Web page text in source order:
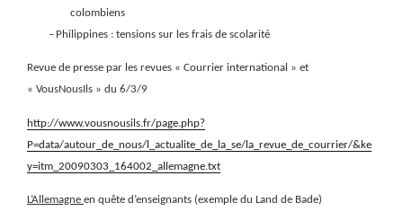
colombiens
– Philippines : tensions sur les frais de scolarité
Revue de presse par les revues « Courrier international » et
« VousNousIls » du 6/3/9
http://www.vousnousils.fr/page.php?
P=data/autour_de_nous/l_actualite_de_la_se/la_revue_de_courrier/&ke
y=itm_20090303_164002_allemagne.txt
L’Allemagne en quête d’enseignants (exemple du Land de Bade)